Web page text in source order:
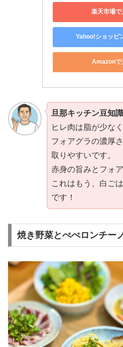
楽天市場で
Yahoo!ショッピ
Amazonで
旦那キッチン豆知識
ヒレ肉は脂が少な
フォアグラの濃厚
取りやすいです。
赤身の旨みとフォ
これはもう、白ご
です！
焼き野菜とぺぺロンチー